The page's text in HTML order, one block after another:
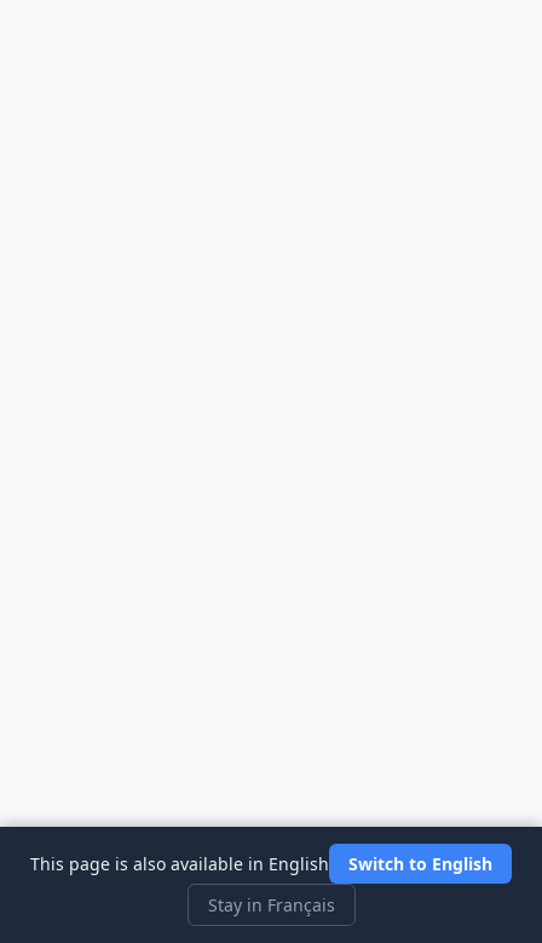
This page is also available in English
Switch to English
Stay in Français